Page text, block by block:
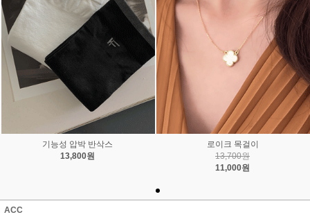
기능성 압박 반삭스
13,800원
로이크 목걸이
13,700원
11,000원
ACC